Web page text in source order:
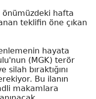
önümüzdeki hafta
teklifin öne çıkan
hayata
(MGK) terör
bıraktığını
Bu ilanın
makamlara